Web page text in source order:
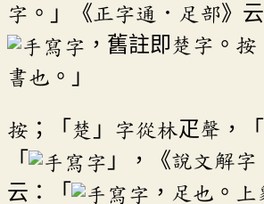
字。」《正字通．足部》
，舊註即楚字。
書也。」
按；「楚」字從林疋聲，
「
」，《說文解字
云：「
，足也。